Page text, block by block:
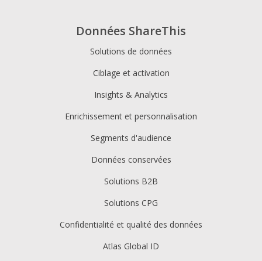
Données ShareThis
Solutions de données
Ciblage et activation
Insights & Analytics
Enrichissement et personnalisation
Segments d'audience
Données conservées
Solutions B2B
Solutions CPG
Confidentialité et qualité des données
Atlas Global ID